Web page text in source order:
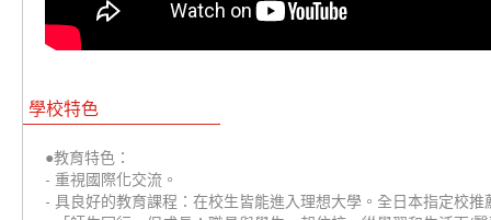
學校特色
●教育特色：
- 重視國際化交流。
- 具良好的教育課程：在校生皆能進入理想大學。全日本指定校推